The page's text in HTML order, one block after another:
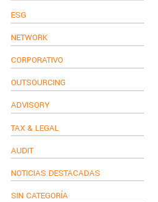
ESG
NETWORK
CORPORATIVO
OUTSOURCING
ADVISORY
TAX & LEGAL
AUDIT
NOTICIAS DESTACADAS
SIN CATEGORÍA